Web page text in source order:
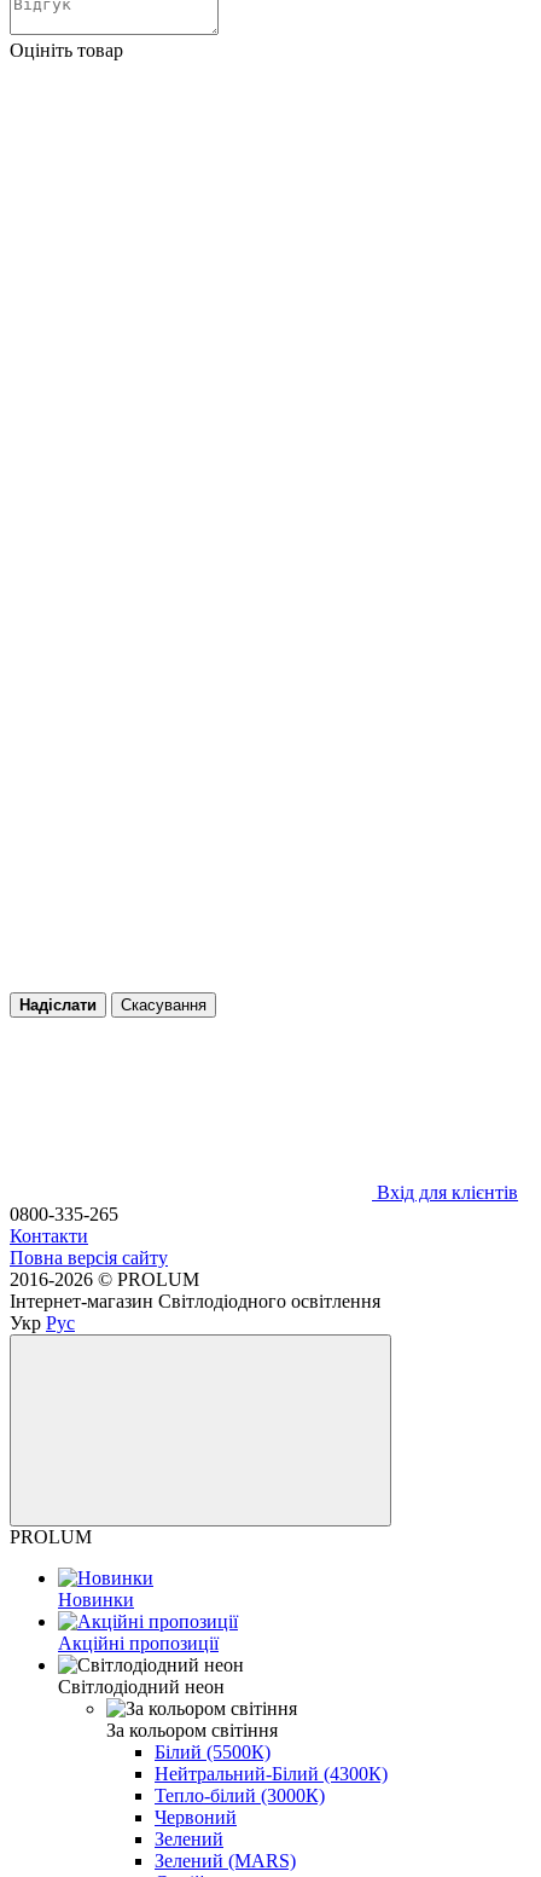
Оцініть товар
Надіслати Скасування
Вхід для клієнтів
0800-335-265
Контакти
Повна версія сайту
2016-2026 © PROLUM
Інтернет-магазин Світлодіодного освітлення
Укр Рус
PROLUM
Новинки
Акційні пропозиції
Світлодіодний неон
За кольором світіння
Білий (5500К)
Нейтральний-Білий (4300К)
Тепло-білий (3000К)
Червоний
Зелений
Зелений (MARS)